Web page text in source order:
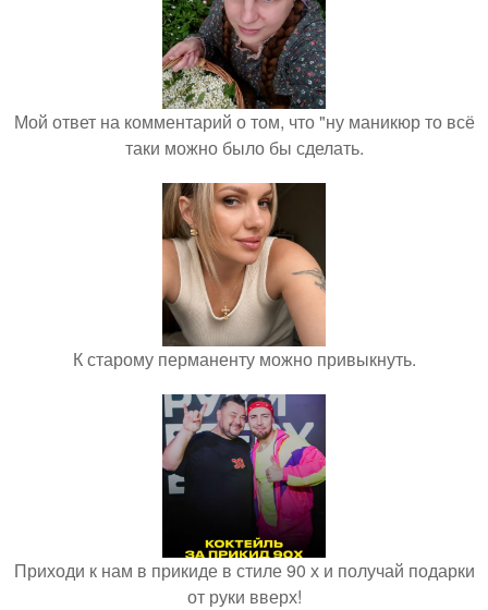
Мой ответ на комментарий о том, что "ну маникюр то всё
таки можно было бы сделать.
К старому перманенту можно привыкнуть.
Приходи к нам в прикиде в стиле 90 х и получай подарки
от руки вверх!